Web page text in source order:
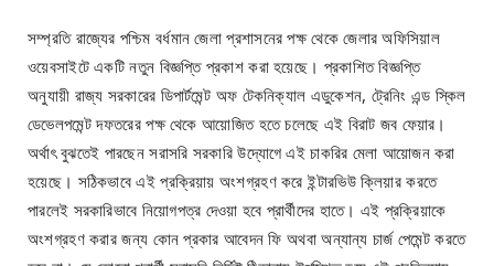
সম্প্রতি রাজ্যের পশ্চিম বর্ধমান জেলা প্রশাসনের পক্ষ থেকে জেলার অফিসিয়াল
ওয়েবসাইটে একটি নতুন বিজ্ঞপ্তি প্রকাশ করা হয়েছে। প্রকাশিত বিজ্ঞপ্তি
অনুযায়ী রাজ্য সরকারের ডিপার্টমেন্ট অফ টেকনিক্যাল এডুকেশন, ট্রেনিং এন্ড স্কিল
ডেভেলপমেন্ট দফতরের পক্ষ থেকে আয়োজিত হতে চলেছে এই বিরাট জব ফেয়ার।
অর্থাৎ বুঝতেই পারছেন সরাসরি সরকারি উদ্যোগে এই চাকরির মেলা আয়োজন করা
হয়েছে। সঠিকভাবে এই প্রক্রিয়ায় অংশগ্রহণ করে ইন্টারভিউ ক্লিয়ার করতে
পারলেই সরকারিভাবে নিয়োগপত্র দেওয়া হবে প্রার্থীদের হাতে। এই প্রক্রিয়াকে
অংশগ্রহণ করার জন্য কোন প্রকার আবেদন ফি অথবা অন্যান্য চার্জ পেমেন্ট করতে